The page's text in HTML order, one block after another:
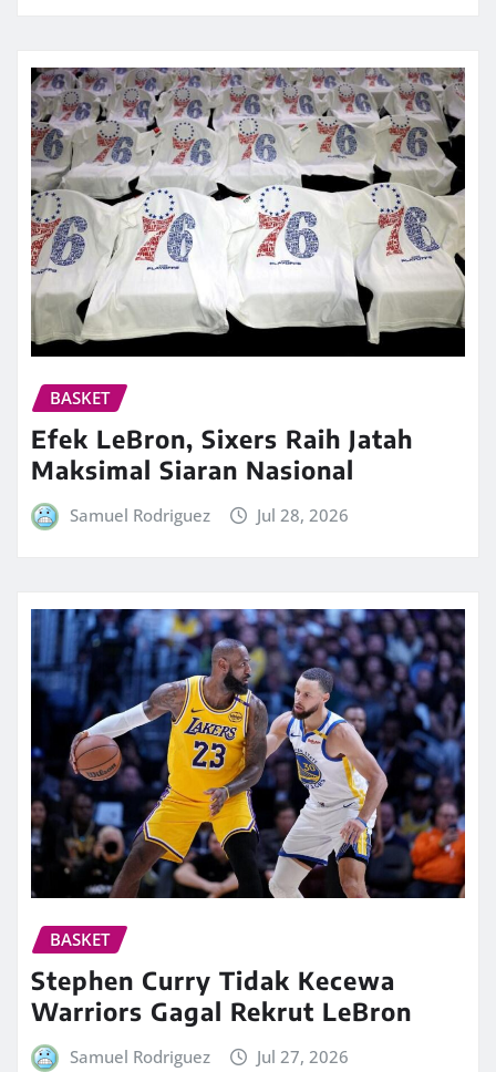
BASKET
Efek LeBron, Sixers Raih Jatah
Maksimal Siaran Nasional
Samuel Rodriguez Jul 28, 2026
BASKET
Stephen Curry Tidak Kecewa
Warriors Gagal Rekrut LeBron
Samuel Rodriguez Jul 27, 2026